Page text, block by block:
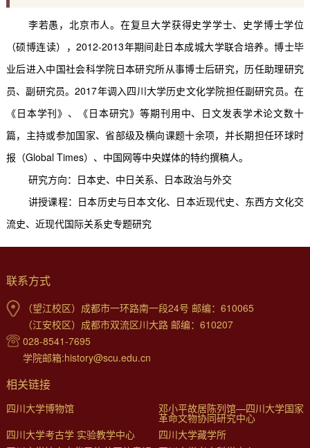
李若愚，北京市人。在复旦大学获得史学学士、史学博士学位
（硕博连读），2012-2013年期间赴日本成城大学联合培养。博士毕
业后进入中国社会科学院日本研究所从事博士后研究，历任助理研究
员、副研究员。2017年调入四川大学历史文化学院担任副研究员。在
《日本学刊》、《日本研究》等期刊用中、日文发表学术论文数十
篇，主持或参加国家、省部级及横向课题十余项，并长期担任环球时
报（Global Times）、中国网等中央媒体的特约撰稿人。
研究方向： 日本史、中日关系、日本政治与外交
讲授课程：日本历史与日本文化、日本近现代史、东西方文化交
流史、近现代国际关系史专题研究
联系方式
（望江校区）成都市一环路南一段24号 邮编：610065
（江安校区）成都市双流区川大路 邮编：610207
028-8541-7695
学院邮箱:history@scu.edu.cn
相关链接
四川大学博物馆 邓小平故居陈列馆—四川大学国家
革命文物协同研究中心
四川大学考古学 实验教学中心
四川大学藏学所